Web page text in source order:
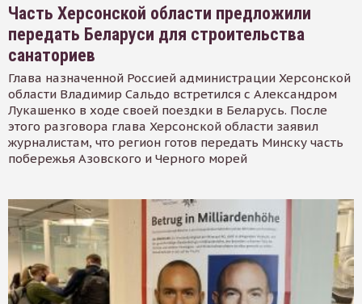
Часть Херсонской области предложили
передать Беларуси для строительства
санаториев
Глава назначенной Россией администрации Херсонской
области Владимир Сальдо встретился с Александром
Лукашенко в ходе своей поездки в Беларусь. После
этого разговора глава Херсонской области заявил
журналистам, что регион готов передать Минску часть
побережья Азовского и Черного морей